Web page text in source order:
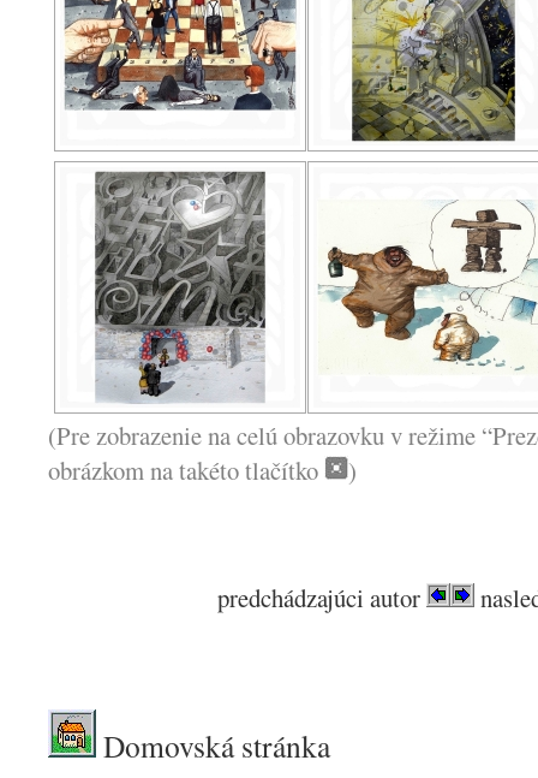
(Pre zobrazenie na celú obrazovku v režime
obrázkom na takéto tlačítko
)
predchádzajúci autor
Domovská stránka